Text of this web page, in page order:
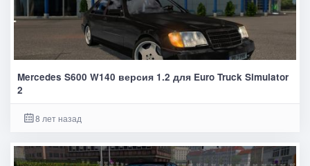
Mercedes S600 W140 версия 1.2 для Euro Truck Simulator
2
8 лет назад